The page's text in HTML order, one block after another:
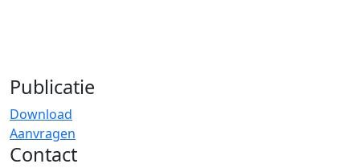
Publicatie
Download
Aanvragen
Contact